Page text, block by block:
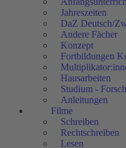
Jahreszeiten
DaZ Deutsch/
Andere Fächer
Konzept
Fortbildungen
Hausarbeiten
Studium -
Anleitungen
Filme
Schreiben
Rechtschreiben
Lesen